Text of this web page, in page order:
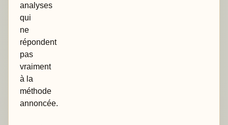
analyses
qui
ne
répondent
pas
vraiment
à la
méthode
annoncée.